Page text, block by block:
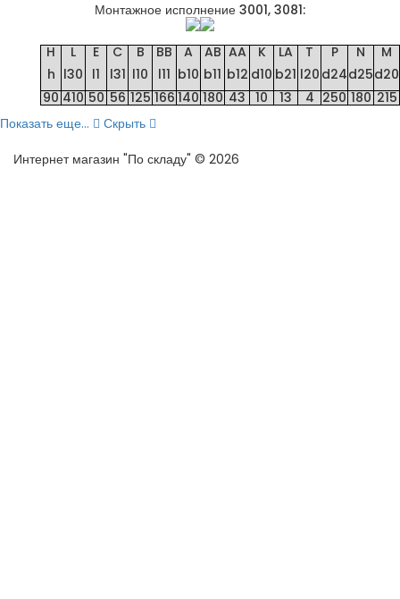
Монтажное исполнение 3001, 3081:
H
h
L
l30
E
l1
C
l31
B
l10
BB
l11
A
b10
AB
b11
AA
b12
K
d10
LA
b21
T
l20
P
d24
N
d25
M
d20
90 410 50 56 125 166 140 180 43 10 13 4 250 180 215
Показать еще...
Скрыть
Интернет магазин "По складу" © 2026